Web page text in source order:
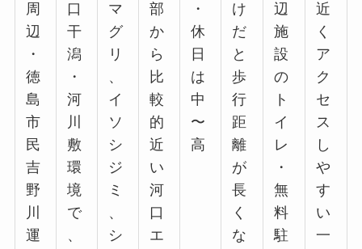
周
辺
・
徳
島
市
民
吉
野
川
運
口
干
潟
・
河
川
敷
環
境
で
、
マ
グ
リ
、
イ
ソ
シ
ジ
ミ
、
シ
部
か
ら
比
較
的
近
い
河
口
エ
・
休
日
は
中
〜
高
け
だ
と
歩
行
距
離
が
長
く
な
辺
施
設
の
ト
イ
レ
・
無
料
駐
近
く
ア
ク
セ
ス
し
や
す
い
一